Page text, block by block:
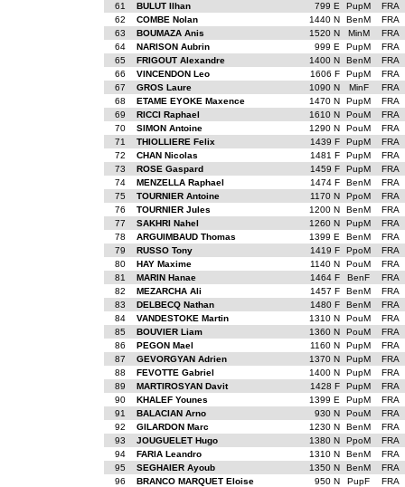
61
BULUT Ilhan 799 E PupM
FRA
62
COMBE Nolan 1440 N BenM
FRA
63
BOUMAZA Anis 1520 N MinM
FRA
64
NARISON Aubrin 999 E PupM
FRA
65
FRIGOUT Alexandre 1400 N BenM
FRA
66
VINCENDON Leo 1606 F PupM
FRA
67
GROS Laure 1090 N MinF
FRA
68
ETAME EYOKE Maxence 1470 N PupM
FRA
69
RICCI Raphael 1610 N PouM
FRA
70
SIMON Antoine 1290 N PouM
FRA
71
THIOLLIERE Felix 1439 F PupM
FRA
72
CHAN Nicolas 1481 F PupM
FRA
73
ROSE Gaspard 1459 F PupM
FRA
74
MENZELLA Raphael 1474 F BenM
FRA
75
TOURNIER Antoine 1170 N PpoM
FRA
76
TOURNIER Jules 1200 N BenM
FRA
77
SAKHRI Nahel 1260 N PupM
FRA
78
ARGUIMBAUD Thomas 1399 E BenM
FRA
79
RUSSO Tony 1419 F PpoM
FRA
80
HAY Maxime 1140 N PouM
FRA
81
MARIN Hanae 1464 F BenF
FRA
82
MEZARCHA Ali 1457 F BenM
FRA
83
DELBECQ Nathan 1480 F BenM
FRA
84
VANDESTOKE Martin 1310 N PouM
FRA
85
BOUVIER Liam 1360 N PouM
FRA
86
PEGON Mael 1160 N PupM
FRA
87
GEVORGYAN Adrien 1370 N PupM
FRA
88
FEVOTTE Gabriel 1400 N PupM
FRA
89
MARTIROSYAN Davit 1428 F PupM
FRA
90
KHALEF Younes 1399 E PupM
FRA
91
BALACIAN Arno 930 N PouM
FRA
92
GILARDON Marc 1230 N BenM
FRA
93
JOUGUELET Hugo 1380 N PpoM
FRA
94
FARIA Leandro 1310 N BenM
FRA
95
SEGHAIER Ayoub 1350 N BenM
FRA
96
BRANCO MARQUET Eloise 950 N PupF
FRA